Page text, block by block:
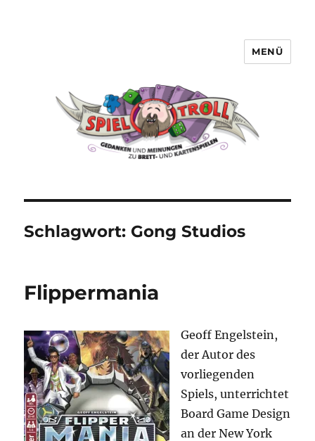
MENÜ
Schlagwort: Gong Studios
Flippermania
Geoff Engelstein,
der Autor des
vorliegenden
Spiels, unterrichtet
Board Game Design
an der New York